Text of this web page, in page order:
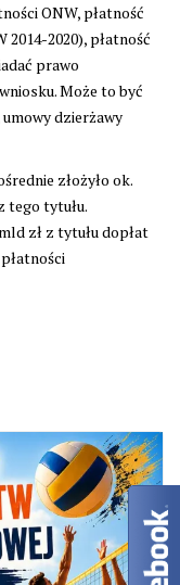
ONW, płatność
2020), płatność
prawo
Może to być
dzierżawy
złożyło ok.
tego tytułu.
zł z tytułu dopłat